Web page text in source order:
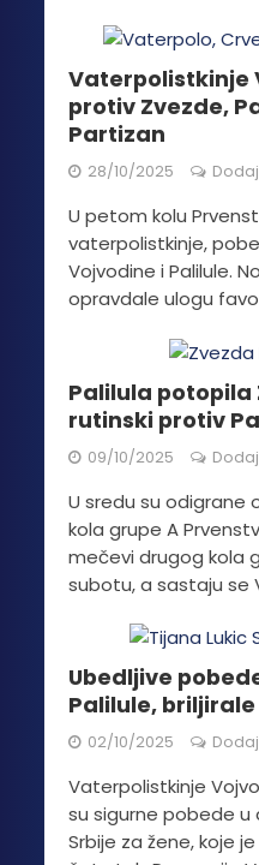
Vaterpolistkinje
protiv Zvezde,
Partizan
28/10/2025
U petom kolu
vaterpolistkinje,
Vojvodine i Palilule.
opravdale ulogu
Palilula potopila
rutinski protiv
09/10/2025
U sredu su
kola grupe A
mečevi drugog kola
subotu, a sastaju se
Ubedljive
Palilule,
02/10/2025
Vaterpolistkinje
su sigurne pobede u
Srbije za žene, koje